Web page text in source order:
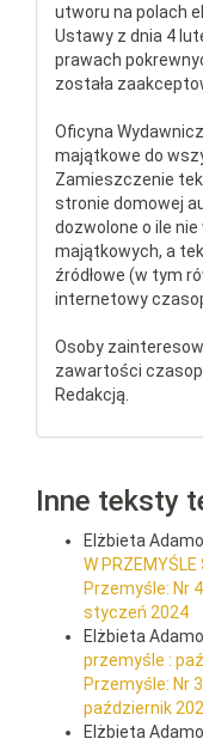
utworu na polach
Ustawy z dnia 4
prawach
została
Oficyna
majątkowe do
Zamieszczenie
stronie domowej
dozwolone o ile
majątkowych, a
źródłowe (w tym
internetowy
Osoby
zawartości
Redakcją.
Inne teksty
Elżbieta
W
Przemyśle: Nr
styczeń 2024
Elżbieta
przemyśle :
Przemyśle: Nr
październik
Elżbieta